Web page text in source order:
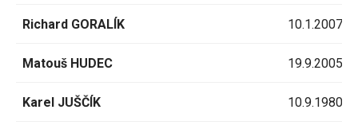
Richard GORALÍK 10.1.2007
Matouš HUDEC 19.9.2005
Karel JUŠČÍK 10.9.1980